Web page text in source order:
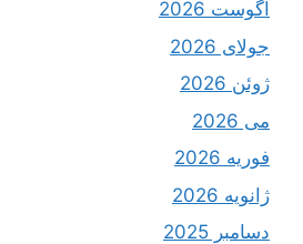
آگوست 2026
جولای 2026
ژوئن 2026
می 2026
فوریه 2026
ژانویه 2026
دسامبر 2025